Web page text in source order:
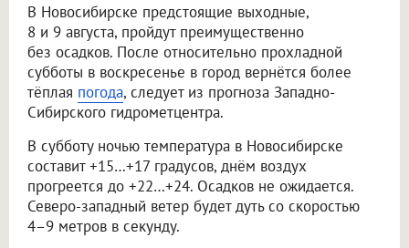
В Новосибирске предстоящие выходные,
8 и 9 августа, пройдут преимущественно
без осадков. После относительно прохладной
субботы в воскресенье в город вернётся более
тёплая погода, следует из прогноза Западно-
Сибирского гидрометцентра.
В субботу ночью температура в Новосибирске
составит +15…+17 градусов, днём воздух
прогреется до +22…+24. Осадков не ожидается.
Северо-западный ветер будет дуть со скоростью
4–9 метров в секунду.